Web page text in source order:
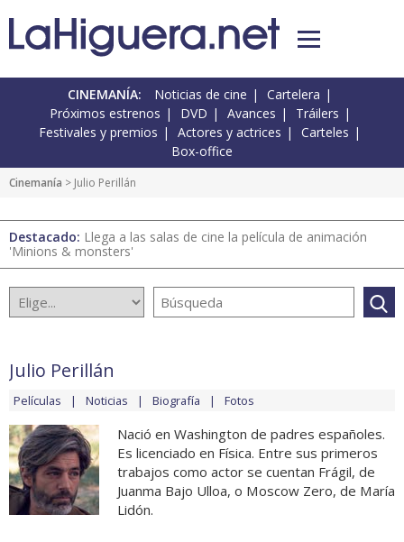
CINEMANÍA: Noticias de cine
Cartelera
Próximos estrenos
DVD Avances
Tráilers
Festivales y premios
Actores y actrices
Carteles
Box-office
Cinemanía > Julio Perillán
Destacado: Llega a las salas de cine la película de animación
'Minions & monsters'
Julio Perillán
Películas Noticias Biografía Fotos
Nació en Washington de padres españoles.
Es licenciado en Física. Entre sus primeros
trabajos como actor se cuentan Frágil, de
Juanma Bajo Ulloa, o Moscow Zero, de María
Lidón.